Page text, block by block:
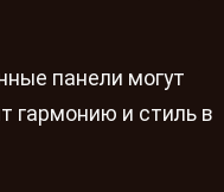
панели могут
гармонию и стиль в